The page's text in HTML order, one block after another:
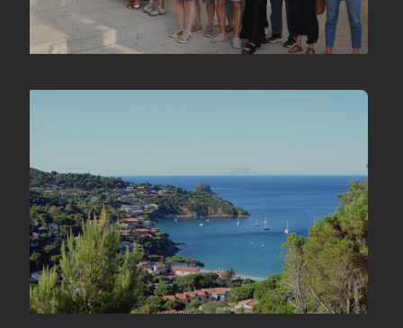
Maßgeschneiderei in Capoliveri Insel Elba Toskana Italien (Porto